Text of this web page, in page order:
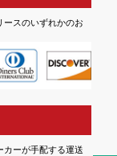
ースのいずれかのお
カーが手配する運送